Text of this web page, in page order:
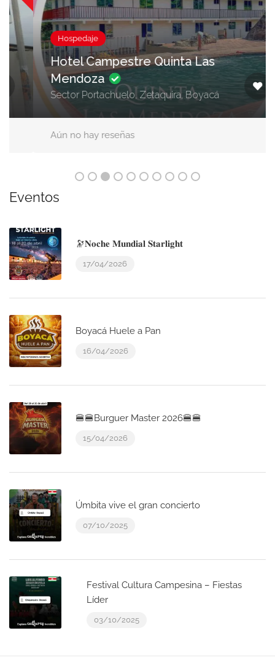
Hospedaje
Hotel Campestre Quinta Las
Mendoza
Sector Portachuelo, Zetaquira, Boyacá
Aún no hay reseñas
Eventos
🔭𝐍𝐨𝐜𝐡𝐞 𝐌𝐮𝐧𝐝𝐢𝐚𝐥 𝐒𝐭𝐚𝐫𝐥𝐢𝐠𝐡𝐭
17/04/2026
Boyacá Huele a Pan
16/04/2026
🍔🍔Burguer Master 2026🍔🍔
15/04/2026
Úmbita vive el gran concierto
07/10/2025
Festival Cultura Campesina – Fiestas
Líder
03/10/2025